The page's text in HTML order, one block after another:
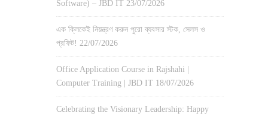
Software) – JBD IT 23/07/2026
এক ক্লিকেই নিয়ন্ত্রণ করুন পুরো ব্যবসার স্টক, সেলস ও
প্রফিট! 22/07/2026
Office Application Course in Rajshahi |
Computer Training | JBD IT 18/07/2026
Celebrating the Visionary Leadership: Happy